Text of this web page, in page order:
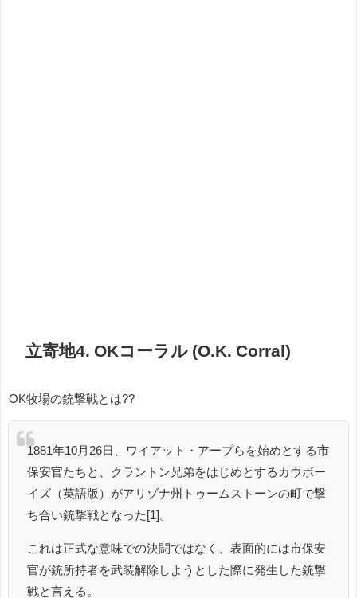
立寄地4. OKコーラル (O.K. Corral)
OK牧場の銃撃戦とは??
1881年10月26日、ワイアット・アープらを始めとする市
保安官たちと、クラントン兄弟をはじめとするカウボー
イズ（英語版）がアリゾナ州トゥームストーンの町で撃
ち合い銃撃戦となった[1]。
これは正式な意味での決闘ではなく、表面的には市保安
官が銃所持者を武装解除しようとした際に発生した銃撃
戦と言える。